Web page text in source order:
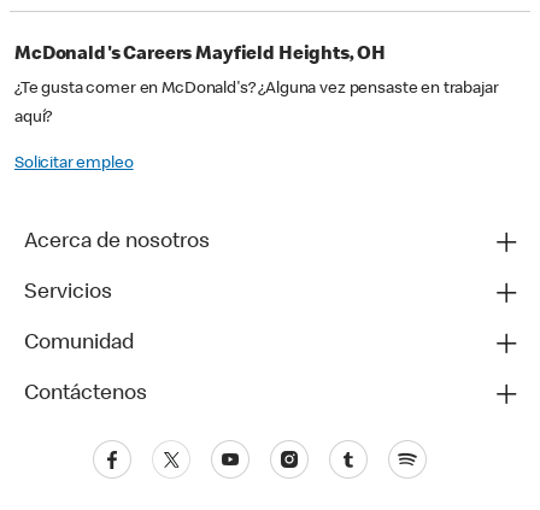
McDonald's Careers Mayfield Heights, OH
¿Te gusta comer en McDonald's? ¿Alguna vez pensaste en trabajar
aquí?
Solicitar empleo
Acerca de nosotros
Servicios
Comunidad
Contáctenos